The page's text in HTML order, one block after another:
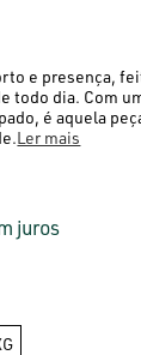
e presença,
todo dia. Com
é aquela
Ler mais
juros